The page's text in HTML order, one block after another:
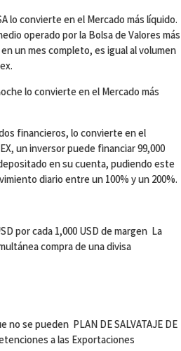
lo convierte en el Mercado más líquido.
operado por la Bolsa de Valores más
un mes completo, es igual al volumen
lo convierte en el Mercado más
financieros, lo convierte en el
un inversor puede financiar 99,000
en su cuenta, pudiendo este
diario entre un 100% y un 200%.
por cada 1,000 USD de margen La
compra de una divisa
se pueden PLAN DE SALVATAJE DE
a las Exportaciones